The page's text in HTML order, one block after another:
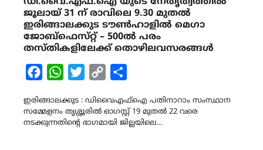
ജൂലായ് 31 ന് രാവിലെ 9.30 മുതൽ
ഇരിങ്ങാലക്കുട ടൗൺഹാളിൽ മെഗാ
ജോബ്‌ഫെസ്‌റ്റ് – 500ല്‍ പരം
തസ്തികളിലേക്ക് തൊഴിലവസരങ്ങൾ
FacebookWhatsAppTwitterCopy
ഇരിങ്ങാലക്കുട : ഡിവൈഎഫ്ഐ പതിനാറാം സംസ്ഥാന
സമ്മേളനം തൃശ്ശൂരിൽ ഓഗസ്റ്റ് 19 മുതൽ 22 വരെ
നടക്കുന്നതിന്റെ ഭാഗമായി ജില്ലയിലെ…